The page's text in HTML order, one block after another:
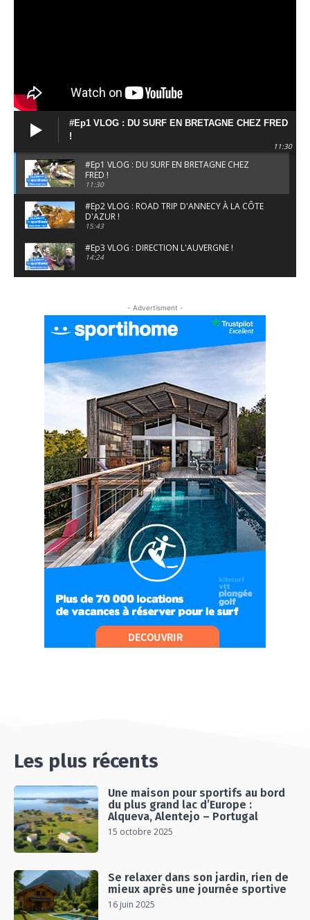
#Ep1 VLOG : DU SURF EN BRETAGNE CHEZ FRED
!
11:30
#Ep1 VLOG : DU SURF EN BRETAGNE CHEZ
FRED !
11:30
#Ep2 VLOG : ROAD TRIP D'ANNECY À LA CÔTE
D'AZUR !
15:43
#Ep3 VLOG : DIRECTION L'AUVERGNE !
14:24
#EP6 VLOG : SKI & RANDONNÉE DANS LES
ALPES
#EP7 VLOG : DE LA RAQUETTE EN PLEIN MILIEU
DU BEAUFORTAIN
04:09
#Ep8 VLOG : DÉCOUVERTE DU VERCORS ET DU
BASSIN GRENOBLOIS !
09:04
#Ep9 VLOG : UN SPORTIHOME CHEZ
SPORTIHOME !
07:21
#Ep10 VLOG : UN SEJOUR SPORTIF PROCHE DE
PARIS !
07:37
#Ep11 VLOG : SÉJOUR AU BORD DE LA SAÔNE
ET AU LAC D’AIGUEBELETTE
05:55
#Ep12 VLOG : ANNECY, ENTRE LAC ET
06:26
UN SÉJOUR SPORT & NATURE
07:19
- Advertisment -
Les plus récents
Une maison pour sportifs au bord
du plus grand lac d’Europe :
Alqueva, Alentejo – Portugal
15 octobre 2025
Se relaxer dans son jardin, rien de
mieux après une journée sportive
16 juin 2025